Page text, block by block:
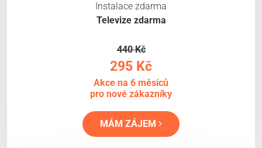
Instalace zdarma
Televize zdarma
440 Kč
295 Kč
Akce na 6 měsíců
pro nové zákazníky
MÁM ZÁJEM